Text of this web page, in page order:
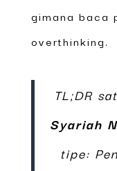
gimana baca
overthinking.
TL;DR
Syariah
tipe: